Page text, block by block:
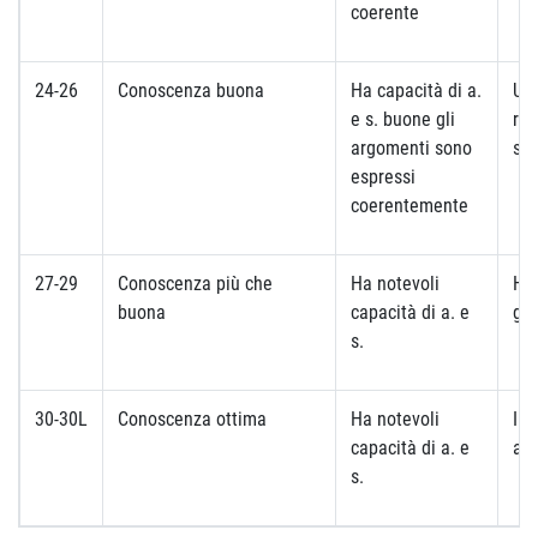
coerente
24-26 Conoscenza buona
Ha capacità di a.
e s. buone gli
argomenti sono
espressi
coerentemente
27-29
Conoscenza più che
buona
Ha notevoli
capacità di a. e
s.
gli
30-30L Conoscenza ottima
Ha notevoli
capacità di a. e
s.